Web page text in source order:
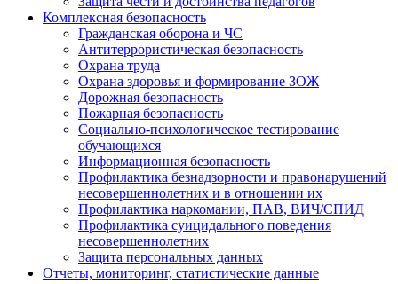
Комплексная безопасность
Гражданская оборона и ЧС
Антитеррористическая безопасность
Охрана труда
Охрана здоровья и формирование ЗОЖ
Дорожная безопасность
Пожарная безопасность
Социально-психологическое тестирование
обучающихся
Информационная безопасность
Профилактика безнадзорности и правонарушений
несовершеннолетних и в отношении их
Профилактика наркомании, ПАВ, ВИЧ/СПИД
Профилактика суицидального поведения
несовершеннолетних
Защита персональных данных
Отчеты, мониторинг, статистические данные